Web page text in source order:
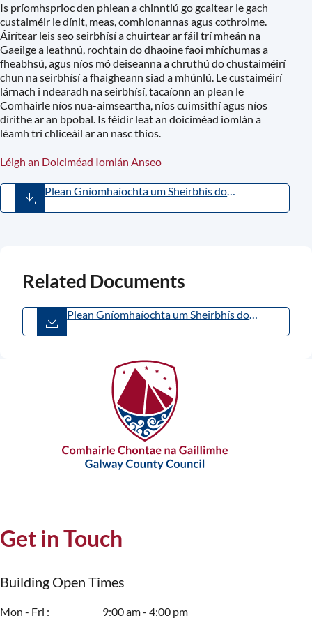
Is príomhsprioc den phlean a chinntiú go gcaitear le gach
custaiméir le dínit, meas, comhionannas agus cothroime.
Áirítear leis seo seirbhísí a chuirtear ar fáil trí mheán na
Gaeilge a leathnú, rochtain do dhaoine faoi mhíchumas a
fheabhsú, agus níos mó deiseanna a chruthú do chustaiméirí
chun na seirbhísí a fhaigheann siad a mhúnlú. Le custaiméirí
lárnach i ndearadh na seirbhísí, tacaíonn an plean le
Comhairle níos nua-aimseartha, níos cuimsithí agus níos
dírithe ar an bpobal. Is féidir leat an doiciméad iomlán a
léamh trí chliceáil ar an nasc thíos.
Léigh an Doiciméad Iomlán Anseo
Plean Gníomhaíochta um Sheirbhís do
Related Documents
Plean Gníomhaíochta um Sheirbhís do
Get in Touch
Building Open Times
Mon - Fri 9:00 am - 4:00 pm